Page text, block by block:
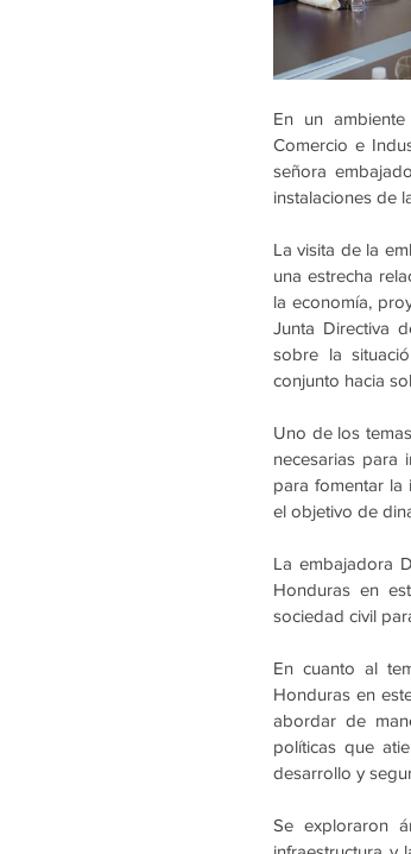
En un
Comercio e
señora
instalaciones de
La visita de la
una estrecha
la economía,
Junta Directiva
sobre la
conjunto hacia
Uno de los
necesarias para
para fomentar la
el objetivo de
La embajadora
Honduras en
sociedad civil
En cuanto al
Honduras en
abordar de
políticas que
desarrollo y
Se exploraron